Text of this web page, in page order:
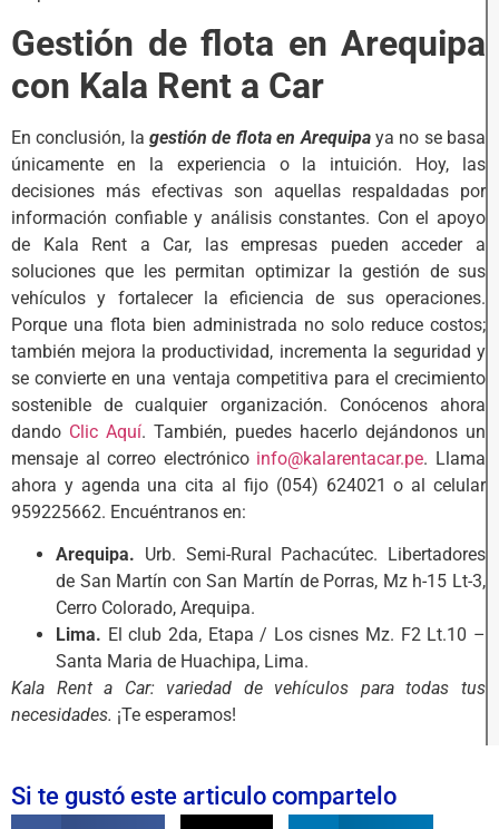
Gestión de flota en Arequipa
con Kala Rent a Car
En conclusión, lagestión de flota en Arequipaya no se basa
únicamente en la experiencia o la intuición. Hoy, las
decisiones más efectivas son aquellas respaldadas por
información confiable y análisis constantes. Con el apoyo
de Kala Rent a Car, las empresas pueden acceder a
soluciones que les permitan optimizar la gestión de sus
vehículos y fortalecer la eficiencia de sus operaciones.
Porque una flota bien administrada no solo reduce costos;
también mejora la productividad, incrementa la seguridad y
se convierte en una ventaja competitiva para el crecimiento
sostenible de cualquier organización. Conócenos ahora
dando Clic Aquí. También, puedes hacerlo dejándonos un
mensaje al correo electrónico info@kalarentacar.pe. Llama
ahora y agenda una cita al fijo (054) 624021 o al celular
959225662. Encuéntranos en:
Arequipa. Urb. Semi-Rural Pachacútec. Libertadores
de San Martín con San Martín de Porras, Mz h-15 Lt-3,
Cerro Colorado, Arequipa.
Lima. El club 2da, Etapa / Los cisnes Mz. F2 Lt.10 –
Santa Maria de Huachipa, Lima.
Kala Rent a Car: variedad de vehículos para todas tus
necesidades. ¡Te esperamos!
Si te gustó este articulo compartelo